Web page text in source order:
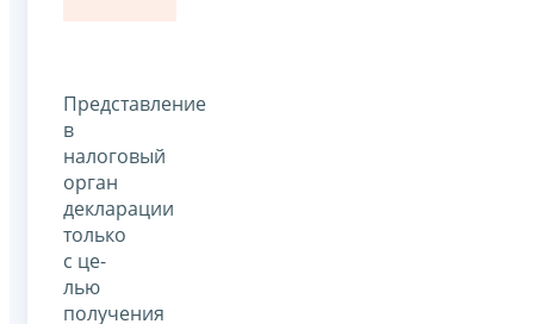
Представление
в
налоговый
орган
декларации
только
с це­
лью
получения